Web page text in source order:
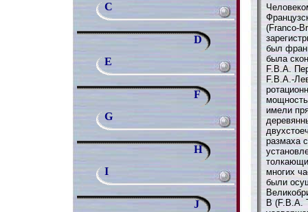
C
D
E
F
G
H
I
J
(Franco-
был
была
F.B.A.
F.B.A.-
имели
размаха
многих
были
В (F.B.A.